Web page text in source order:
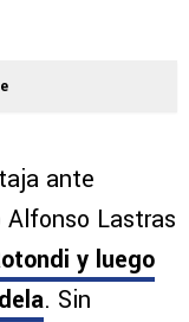
ante
Lastras
y luego
. Sin